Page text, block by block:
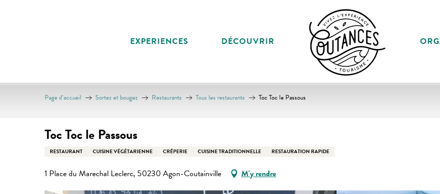
EXPERIENCES DÉCOUVRIR
Page d’accueil Sortez et bougez Restaurants Tous les restaurants Toc Toc le Passous
Toc Toc le Passous
RESTAURANT CUISINE VÉGÉTARIENNE CRÊPERIE CUISINE TRADITIONNELLE RESTAURATION RAPIDE
1 Place du Marechal Leclerc, 50230 Agon-Coutainville M'y rendre